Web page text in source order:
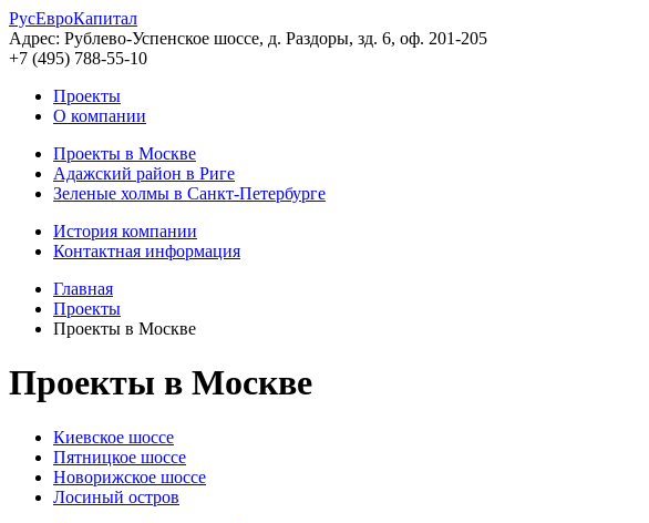
РусЕвроКапитал
Адрес: Рублево-Успенское шоссе, д. Раздоры, зд. 6, оф. 201-205
+7 (495) 788-55-10
Проекты
О компании
Проекты в Москве
Адажский район в Риге
Зеленые холмы в Санкт-Петербурге
История компании
Контактная информация
Главная
Проекты
Проекты в Москве
Проекты в Москве
Киевское шоссе
Пятницкое шоссе
Новорижское шоссе
Лосиный остров